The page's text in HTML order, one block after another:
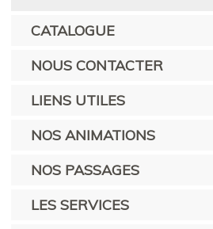
CATALOGUE
NOUS CONTACTER
LIENS UTILES
NOS ANIMATIONS
NOS PASSAGES
LES SERVICES